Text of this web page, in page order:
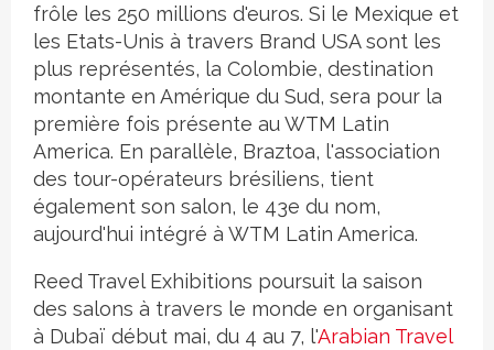
frôle les 250 millions d'euros. Si le Mexique et
les Etats-Unis à travers Brand USA sont les
plus représentés, la Colombie, destination
montante en Amérique du Sud, sera pour la
première fois présente au WTM Latin
America. En parallèle, Braztoa, l'association
des tour-opérateurs brésiliens, tient
également son salon, le 43e du nom,
aujourd'hui intégré à WTM Latin America.
Reed Travel Exhibitions poursuit la saison
des salons à travers le monde en organisant
à Dubaï début mai, du 4 au 7, l'Arabian Travel